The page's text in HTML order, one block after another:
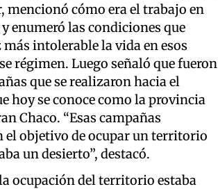
mencionó cómo era el trabajo en
enumeró las condiciones que
más intolerable la vida en esos
régimen. Luego señaló que fueron
que se realizaron hacia el
hoy se conoce como la provincia
Chaco. “Esas campañas
objetivo de ocupar un territorio
un desierto”, destacó.
ocupación del territorio estaba